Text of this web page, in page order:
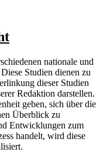
nationale und
Studien dienen zu
dieser Studien
Redaktion darstellen.
geben, sich über die
Überblick zu
Entwicklungen zum
handelt, wird diese